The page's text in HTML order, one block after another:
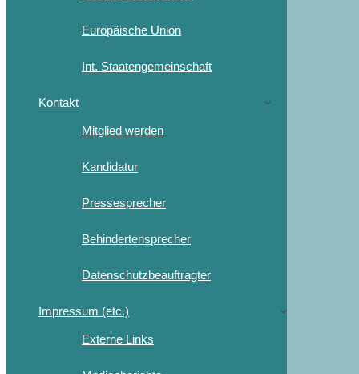
Europäische Union
Int. Staatengemeinschaft
Kontakt
Mitglied werden
Kandidatur
Pressesprecher
Behindertensprecher
Datenschutzbeauftragter
Impressum (etc.)
Externe Links